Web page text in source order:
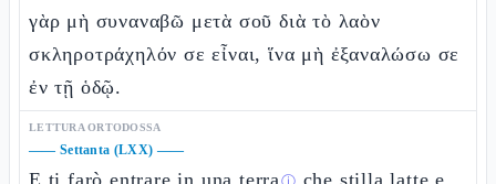
γὰρ μὴ συναναβῶ μετὰ σοῦ διὰ τὸ λαὸν
σκληροτράχηλόν σε εἶναι, ἵνα μὴ ἐξαναλώσω σε
ἐν τῇ ὁδῷ.
LETTURA ORTODOSSA
—— Settanta (LXX) ——
E ti farò entrare in una terra
che stilla latte e